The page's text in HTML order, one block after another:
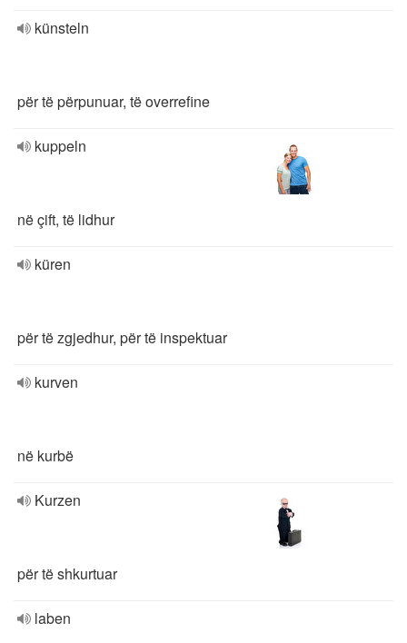
künsteln
për të përpunuar, të overrefine
kuppeln
në çift, të lidhur
küren
për të zgjedhur, për të inspektuar
kurven
në kurbë
Kurzen
për të shkurtuar
laben